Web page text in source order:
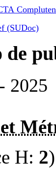
(SUDoc)
de
2025
H: 2)